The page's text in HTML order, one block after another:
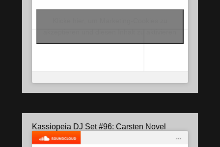
Kassiopeia DJ Set #96: Carsten Novel